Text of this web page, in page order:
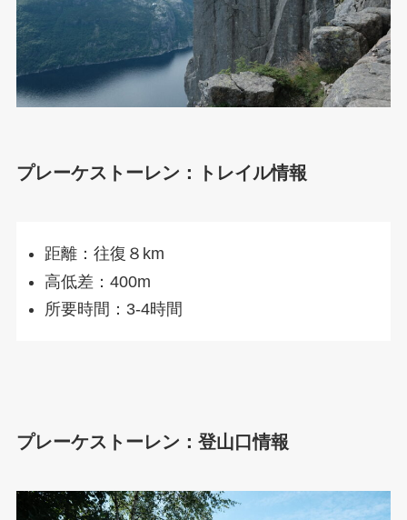
プレーケストーレン：トレイル情報
距離：往復８km
高低差：400m
所要時間：3-4時間
プレーケストーレン：登山口情報